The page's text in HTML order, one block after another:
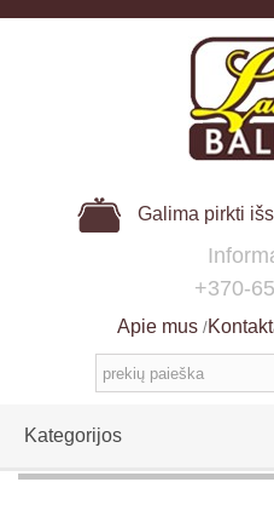
Galima pirkti
+370-
Apie mus /
Kategorijos